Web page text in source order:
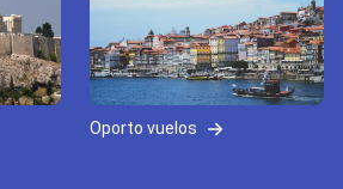
Oporto vuelos